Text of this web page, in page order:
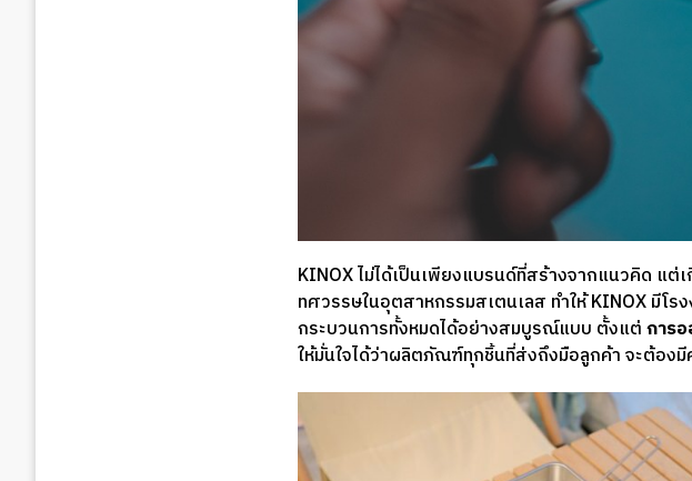
KINOX ไม่ได้เป็นเพียงแบรนด์ที่สร้างจากแนวคิด แ
ทศวรรษในอุตสาหกรรมสเตนเลส ทำให้ KINOX มีโร
กระบวนการทั้งหมดได้อย่างสมบูรณ์แบบ ตั้งแต่การ
ให้มั่นใจได้ว่าผลิตภัณฑ์ทุกชิ้นที่ส่งถึงมือลูกค้า จะต้อ